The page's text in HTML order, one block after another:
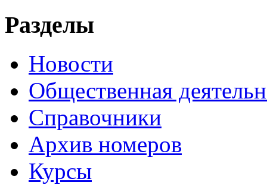
Разделы
Новости
Общественная
Справочники
Архив номеров
Курсы